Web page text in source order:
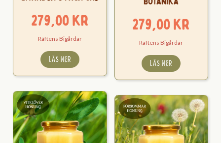
279,00kr
Räftens Bigårdar
LÄS MER
279,00kr
Räftens Bigårdar
LÄS MER